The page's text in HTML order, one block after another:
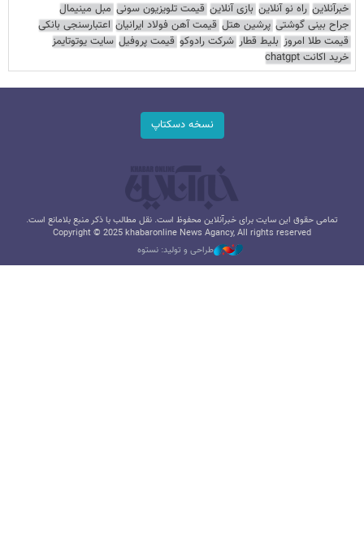
خبرآنلاین راه نو آنلاین بازی آنلاین قیمت تلویزیون سونی مبل مینیمال
جراح بینی گوشتی پرشین هتل قیمت آهن فولاد ایرانیان اعتبارسنجی بانکی
قیمت طلا امروز بلیط قطار شرکت رادوکو قیمت پروفیل سایت یوتوتایمز
خرید اکانت chatgpt
نسخه دسکتاپ
تمامی حقوق این سایت برای خبرآنلاین محفوظ است. نقل مطالب با ذکر منبع بلامانع است.
Copyright © 2025 khabaronline News Agancy, All rights reserved
طراحی و تولید: نستوه